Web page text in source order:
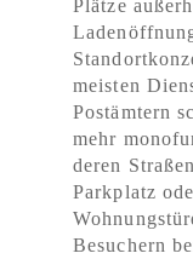
Plätze
meisten
Postämtern
mehr
deren
Parkplatz
Besuchern